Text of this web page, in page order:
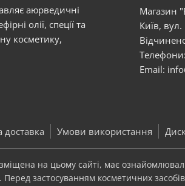
аюрведичні
олії, спеції та
косметику,
Магазин
Київ,
Email:
доставка Умови використання
на цьому сайті, має
застосуванням косметичних